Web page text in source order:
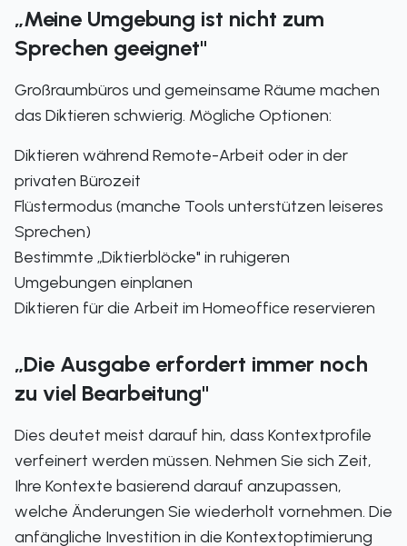
„Meine Umgebung ist nicht zum
Sprechen geeignet"
Großraumbüros und gemeinsame Räume machen
das Diktieren schwierig. Mögliche Optionen:
Diktieren während Remote-Arbeit oder in der
privaten Bürozeit
Flüstermodus (manche Tools unterstützen leiseres
Sprechen)
Bestimmte „Diktierblöcke" in ruhigeren
Umgebungen einplanen
Diktieren für die Arbeit im Homeoffice reservieren
„Die Ausgabe erfordert immer noch
zu viel Bearbeitung"
Dies deutet meist darauf hin, dass Kontextprofile
verfeinert werden müssen. Nehmen Sie sich Zeit,
Ihre Kontexte basierend darauf anzupassen,
welche Änderungen Sie wiederholt vornehmen. Die
anfängliche Investition in die Kontextoptimierung